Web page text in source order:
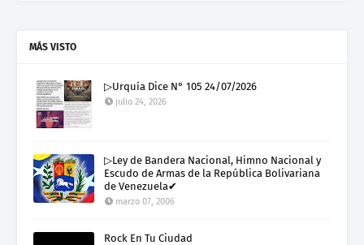
MÁS VISTO
▷Urquía Dice N° 105 24/07/2026
julio 24, 2026
▷Ley de Bandera Nacional, Himno Nacional y
Escudo de Armas de la República Bolivariana
de Venezuela✔
marzo 07, 2006
Rock En Tu Ciudad